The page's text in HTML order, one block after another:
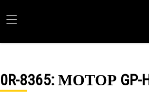
0R-8365: МОТОР GP-